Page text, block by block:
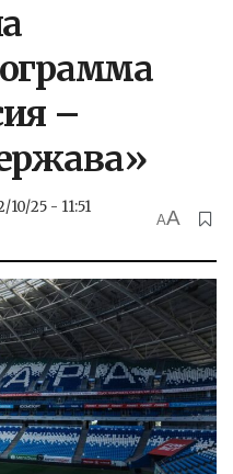
–
10/25 - 11:51
AA